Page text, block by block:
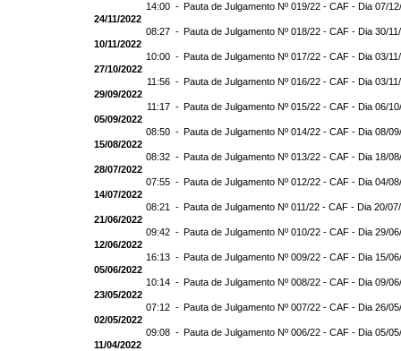
14:00 - Pauta de Julgamento Nº 019/22 - CAF - Dia 07/
24/11/2022
08:27 - Pauta de Julgamento Nº 018/22 - CAF - Dia 30/
10/11/2022
10:00 - Pauta de Julgamento Nº 017/22 - CAF - Dia 03/
27/10/2022
11:56 - Pauta de Julgamento Nº 016/22 - CAF - Dia 03/
29/09/2022
11:17 - Pauta de Julgamento Nº 015/22 - CAF - Dia 06/
05/09/2022
08:50 - Pauta de Julgamento Nº 014/22 - CAF - Dia 08/
15/08/2022
08:32 - Pauta de Julgamento Nº 013/22 - CAF - Dia 18/
28/07/2022
07:55 - Pauta de Julgamento Nº 012/22 - CAF - Dia 04/
14/07/2022
08:21 - Pauta de Julgamento Nº 011/22 - CAF - Dia 20/
21/06/2022
09:42 - Pauta de Julgamento Nº 010/22 - CAF - Dia 29/
12/06/2022
16:13 - Pauta de Julgamento Nº 009/22 - CAF - Dia 15/
05/06/2022
10:14 - Pauta de Julgamento Nº 008/22 - CAF - Dia 09/
23/05/2022
07:12 - Pauta de Julgamento Nº 007/22 - CAF - Dia 26/
02/05/2022
09:08 - Pauta de Julgamento Nº 006/22 - CAF - Dia 05/
11/04/2022